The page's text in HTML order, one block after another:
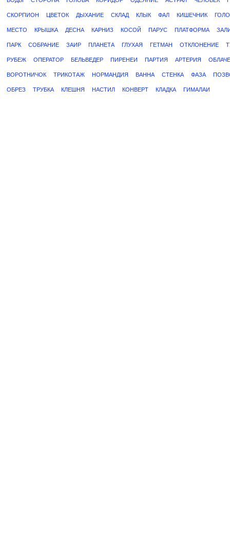
СКОРПИОН ЦВЕТОК ДЫХАНИЕ СКЛАД КЛЫК ФАЛ КИШЕЧНИК
МЕСТО КРЫШКА ДЕСНА КАРНИЗ КОСОЙ ПАРУС ПЛАТФОРМА
ПАРК СОБРАНИЕ ЗАИР ПЛАНЕТА ГЛУХАЯ ГЕТМАН ОТКЛОНЕНИЕ
РУБЕЖ ОПЕРАТОР БЕЛЬВЕДЕР ПИРЕНЕИ ПАРТИЯ АРТЕРИЯ
ВОРОТНИЧОК ТРИКОТАЖ НОРМАНДИЯ ВАННА СТЕНКА ФАЗА
ОБРЕЗ ТРУБКА КЛЕШНЯ НАСТИЛ КОНВЕРТ КЛАДКА ГИМАЛАИ